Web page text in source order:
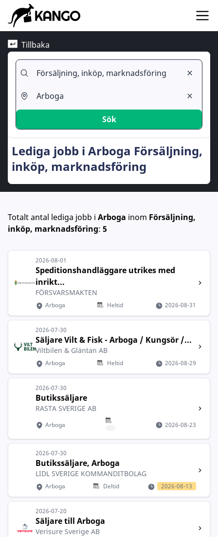
Tillbaka
Sök
Lediga jobb i Arboga Försäljning,
inköp, marknadsföring
Totalt antal lediga jobb i Arboga inom Försäljning,
inköp, marknadsföring: 5
2026-08-01
Speditionshandläggare utrikes med
inrikt...
FÖRSVARSMAKTEN
Arboga Heltid 2026-08-31
2026-07-30
Säljare Vilt & Fisk - Arboga / Kungsör /...
Viltbilen & Gläntan AB
Arboga Heltid 2026-08-29
2026-07-30
Butikssäljare
RASTA SVERIGE AB
Arboga 2026-08-23
2026-07-30
Butikssäljare, Arboga
LIDL SVERIGE KOMMANDITBOLAG
Arboga Deltid 2026-08-13
2026-07-20
Säljare till Arboga
Verisure Sverige AB